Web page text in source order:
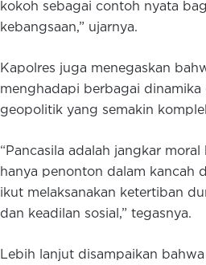
kokoh sebagai contoh nyata
kebangsaan,” ujarnya.
Kapolres juga menegaskan
menghadapi berbagai
geopolitik yang semakin
“Pancasila adalah jangkar
hanya penonton dalam kancah
ikut melaksanakan ketertiban
dan keadilan sosial,” tegasnya.
Lebih lanjut disampaikan